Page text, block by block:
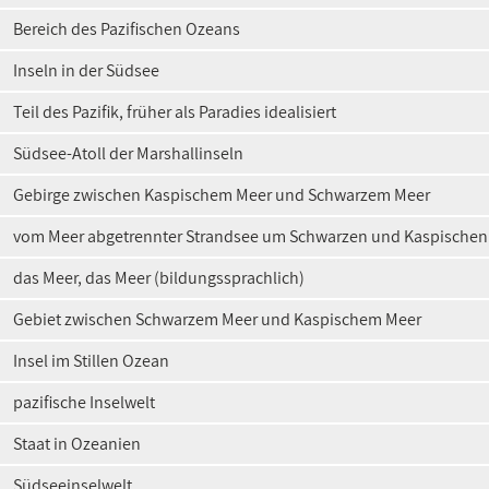
Bereich des Pazifischen Ozeans
Inseln in der Südsee
Teil des Pazifik, früher als Paradies idealisiert
Südsee-Atoll der Marshallinseln
Gebirge zwischen Kaspischem Meer und Schwarzem Meer
vom Meer abgetrennter Strandsee um Schwarzen und
das Meer, das Meer (bildungssprachlich)
Gebiet zwischen Schwarzem Meer und Kaspischem Meer
Insel im Stillen Ozean
pazifische Inselwelt
Staat in Ozeanien